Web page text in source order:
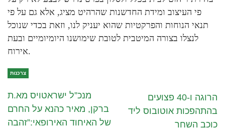
פי העיצוב ומידת החדשנות שהרהיט מציג, אלא גם על פי
תנאי הנוחות והפרקטיות שהוא יעניק לנו, וזאת בכדי שנוכל
לנצלו בצורה המיטבית לטובת שימושנו היומיומיים ובעת
אירוח.
צרכנות
מנכ”ל ישראטויס מא.ת
ברקן, מאיר כהנא על החרם
של האיחוד האירופאי:”זהבה
הרוגה ו-40 פצועים
בהתהפכות אוטובוס ליד
כוכב השחר